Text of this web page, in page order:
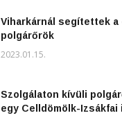
Viharkárnál segítettek a
polgárőrök
2023.01.15.
Szolgálaton kívüli
egy Celldömölk-